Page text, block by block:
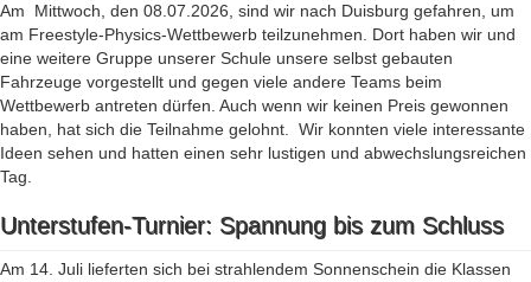
Am Mittwoch, den 08.07.2026, sind wir nach Duisburg gefahren, um
am Freestyle-Physics-Wettbewerb teilzunehmen. Dort haben wir und
eine weitere Gruppe unserer Schule unsere selbst gebauten
Fahrzeuge vorgestellt und gegen viele andere Teams beim
Wettbewerb antreten dürfen. Auch wenn wir keinen Preis gewonnen
haben, hat sich die Teilnahme gelohnt. Wir konnten viele interessante
Ideen sehen und hatten einen sehr lustigen und abwechslungsreichen
Tag.
Unterstufen-Turnier: Spannung bis zum Schluss
Am 14. Juli lieferten sich bei strahlendem Sonnenschein die Klassen